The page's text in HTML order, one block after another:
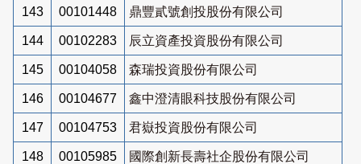
143 00101448 鼎豐貳號創投股份有限公司
144 00102283 辰立資產投資股份有限公司
145 00104058 森瑞投資股份有限公司
146 00104677 鑫中澄清眼科技股份有限公司
147 00104753 君嶽投資股份有限公司
148 00105985 國際創新長壽社企股份有限公司